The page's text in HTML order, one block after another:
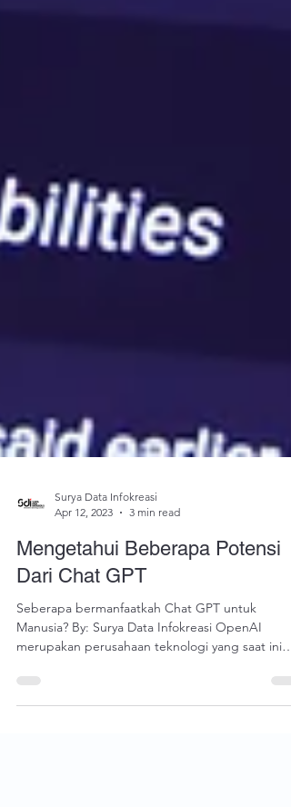
Apr 12, 2023
3 min read
Mengetahui Beberapa Potensi
Dari Chat GPT
Seberapa bermanfaatkah Chat GPT untuk
merupakan perusahaan teknologi yang saat ini
memiliki...